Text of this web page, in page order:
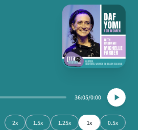
0:00
36:05
0.5x
1x
1.25x
1.5x
2x